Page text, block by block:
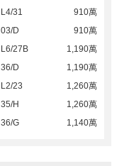
L4/31
910萬
03/D
910萬
L6/27B
1,190萬
36/D
1,190萬
L2/23
1,260萬
35/H
1,260萬
36/G 1,140萬